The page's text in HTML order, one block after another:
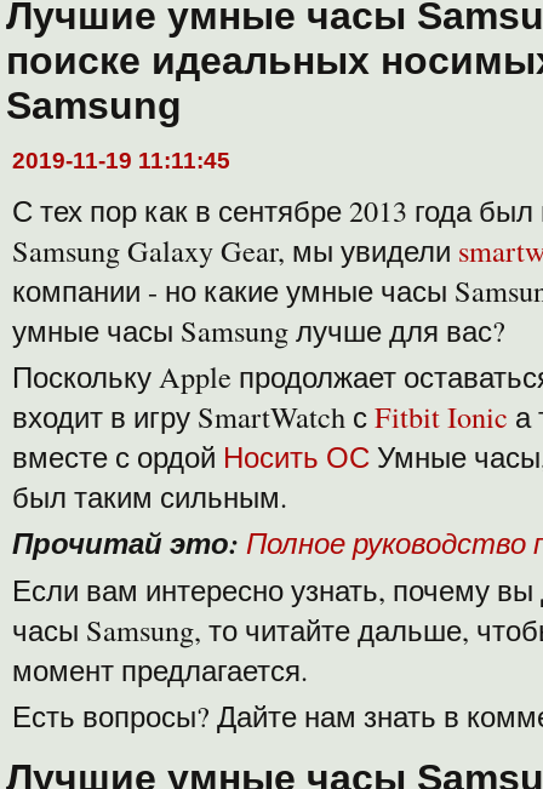
Лучшие умные часы
поиске идеальных
Samsung
2019-11-19 11:11:45
С тех пор как в сентябре 2013 года
Samsung Galaxy Gear, мы увидели
компании - но какие умные часы
умные часы Samsung лучше для вас?
Поскольку Apple продолжает
входит в игру SmartWatch сFitbit Ionic а
вместе с ордой Носить ОС Умные
был таким сильным.
Прочитай это: Полное руководство
Если вам интересно узнать, почему
часы Samsung, то читайте дальше,
момент предлагается.
Есть вопросы? Дайте нам знать в
Лучшие умные часы